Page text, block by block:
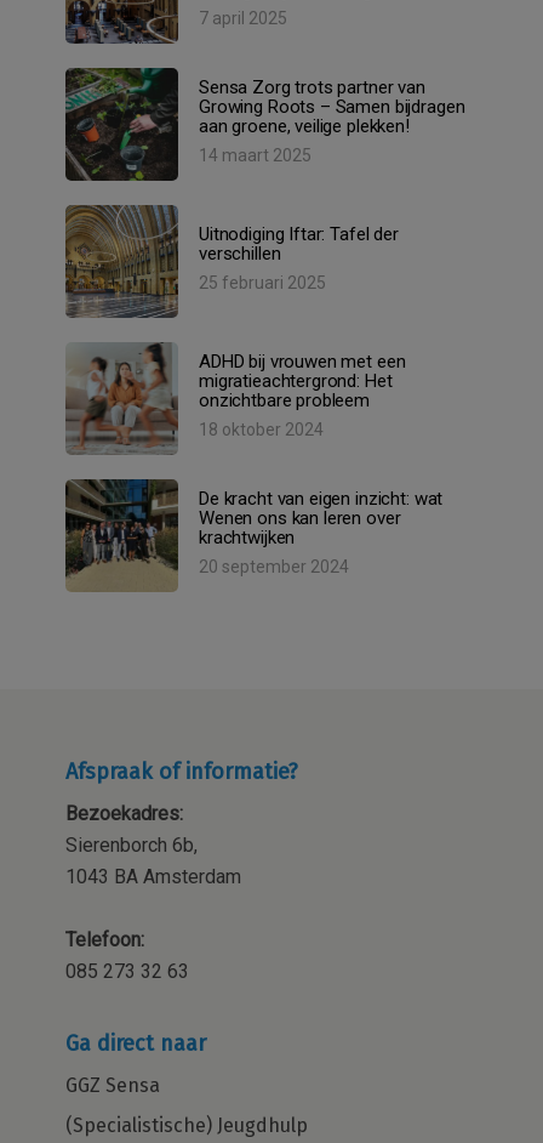
7 april 2025
Sensa Zorg trots partner van
Growing Roots – Samen bijdragen
aan groene, veilige plekken!
14 maart 2025
Uitnodiging Iftar: Tafel der
verschillen
25 februari 2025
ADHD bij vrouwen met een
migratieachtergrond: Het
onzichtbare probleem
18 oktober 2024
De kracht van eigen inzicht: wat
Wenen ons kan leren over
krachtwijken
20 september 2024
Afspraak of informatie?
Bezoekadres:
Sierenborch 6b,
1043 BA Amsterdam
Telefoon:
085 273 32 63
Ga direct naar
GGZ Sensa
(Specialistische) Jeugdhulp